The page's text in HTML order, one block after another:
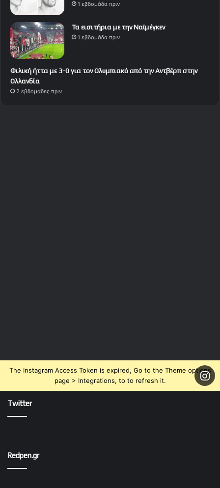
1 εβδομάδα πριν
Τα εισιτήρια με την Ναϊμέγκεν
1 εβδομάδα πριν
Φιλική ήττα με 3-0 για τον Ολυμπιακό από την Αντβέρπ στην
Ολλανδία
2 εβδομάδες πριν
The Instagram Access Token is expired, Go to the Theme options
page > Integrations, to to refresh it.
Twitter
Redpen.gr